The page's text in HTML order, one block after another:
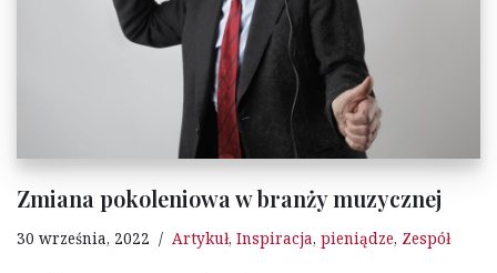
Zmiana pokoleniowa w branży muzycznej
30 września, 2022 Artykuł, Inspiracja, pieniądze, Zespół